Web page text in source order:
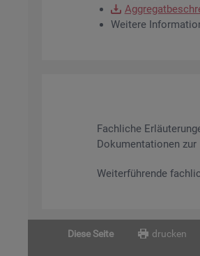
Wei­te­re
Fach­li­che
Do­ku­men­ta­tio­nen zur
Wei­ter­füh­ren­de
Diese Seite drucken